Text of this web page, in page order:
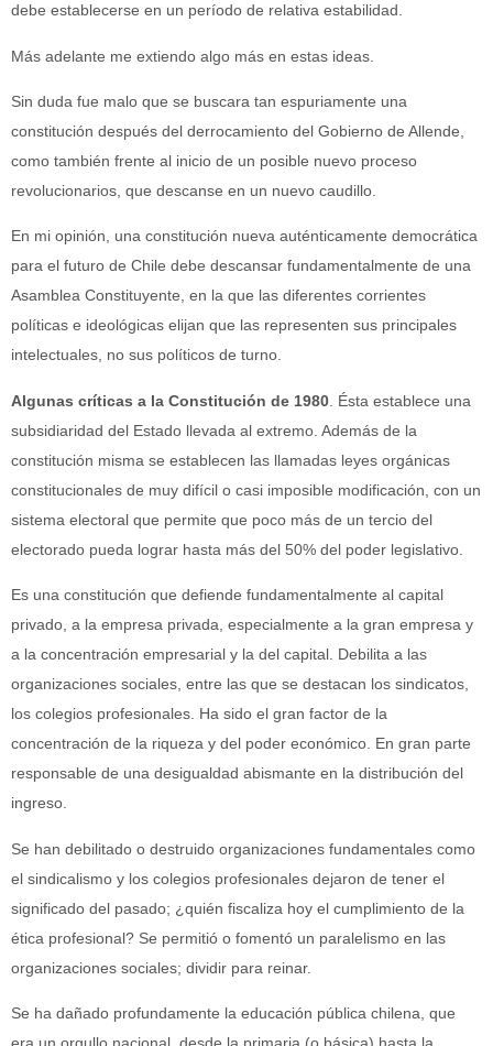
debe establecerse en un período de relativa estabilidad.
Más adelante me extiendo algo más en estas ideas.
Sin duda fue malo que se buscara tan espuriamente una
constitución después del derrocamiento del Gobierno de Allende,
como también frente al inicio de un posible nuevo proceso
revolucionarios, que descanse en un nuevo caudillo.
En mi opinión, una constitución nueva auténticamente democrática
para el futuro de Chile debe descansar fundamentalmente de una
Asamblea Constituyente, en la que las diferentes corrientes
políticas e ideológicas elijan que las representen sus principales
intelectuales, no sus políticos de turno.
Algunas críticas a la Constitución de 1980 . Ésta establece una
subsidiaridad del Estado llevada al extremo. Además de la
constitución misma se establecen las llamadas leyes orgánicas
constitucionales de muy difícil o casi imposible modificación, con un
sistema electoral que permite que poco más de un tercio del
electorado pueda lograr hasta más del 50% del poder legislativo.
Es una constitución que defiende fundamentalmente al capital
privado, a la empresa privada, especialmente a la gran empresa y
a la concentración empresarial y la del capital. Debilita a las
organizaciones sociales, entre las que se destacan los sindicatos,
los colegios profesionales. Ha sido el gran factor de la
concentración de la riqueza y del poder económico. En gran parte
responsable de una desigualdad abismante en la distribución del
ingreso.
Se han debilitado o destruido organizaciones fundamentales como
el sindicalismo y los colegios profesionales dejaron de tener el
significado del pasado; ¿quién fiscaliza hoy el cumplimiento de la
ética profesional? Se permitió o fomentó un paralelismo en las
organizaciones sociales; dividir para reinar.
Se ha dañado profundamente la educación pública chilena, que